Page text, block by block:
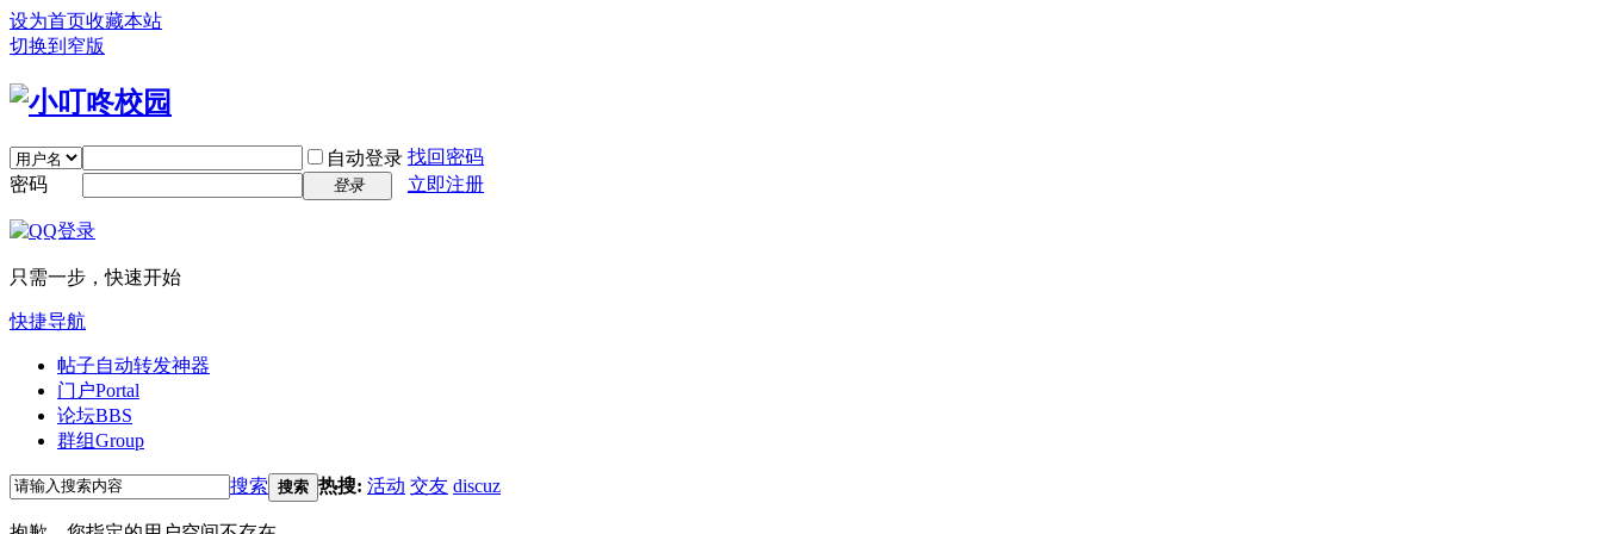
设为首页收藏本站
切换到窄版
自动登录 找回密码
密码
登录 立即注册
只需一步，快速开始
快捷导航
帖子自动转发神器
门户Portal
论坛BBS
群组Group
搜索 搜索 热搜: 活动 交友 discuz